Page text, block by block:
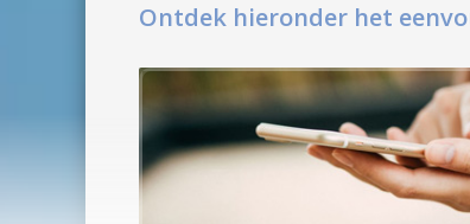
Ontdek hieronder het